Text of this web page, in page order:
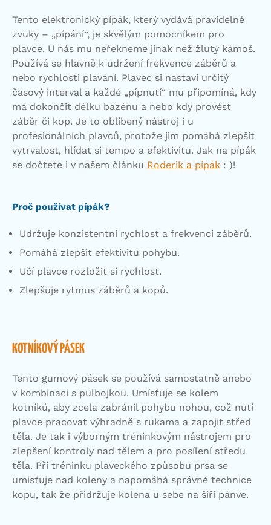
Tento elektronický pípák, který vydává pravidelné
zvuky – „pípání“, je skvělým pomocníkem pro
plavce. U nás mu neřekneme jinak než žlutý kámoš.
Používá se hlavně k udržení frekvence záběrů a
nebo rychlosti plavání. Plavec si nastaví určitý
časový interval a každé „pípnutí“ mu připomíná, kdy
má dokončit délku bazénu a nebo kdy provést
záběr či kop. Je to oblíbený nástroj i u
profesionálních plavců, protože jim pomáhá zlepšit
vytrvalost, hlídat si tempo a efektivitu. Jak na pípák
se dočtete i v našem článku Roderik a pípák : )!
Proč používat pípák?
Udržuje konzistentní rychlost a frekvenci záběrů.
Pomáhá zlepšit efektivitu pohybu.
Učí plavce rozložit si rychlost.
Zlepšuje rytmus záběrů a kopů.
KOTNÍKOVÝ PÁSEK
Tento gumový pásek se používá samostatně anebo
v kombinaci s pulbojkou. Umísťuje se kolem
kotníků, aby zcela zabránil pohybu nohou, což nutí
plavce pracovat výhradně s rukama a zapojit střed
těla. Je tak i výborným tréninkovým nástrojem pro
zlepšení kontroly nad tělem a pro posílení středu
těla. Při tréninku plaveckého způsobu prsa se
umisťuje nad koleny a napomáhá správné technice
kopu, tak že přidržuje kolena u sebe na šíři pánve.